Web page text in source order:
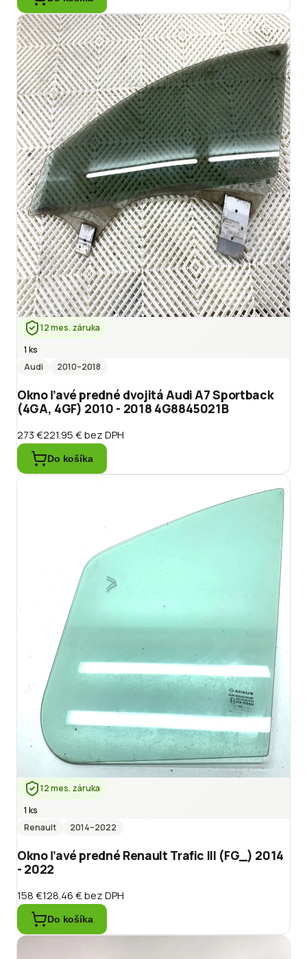
12 mes. záruka
1 ks
Audi
2010–2018
Okno ľavé predné dvojitá Audi A7 Sportback
(4GA, 4GF) 2010 - 2018 4G8845021B
273 €221.95 €bez DPH
Do košíka
12 mes. záruka
1 ks
Renault
2014–2022
Okno ľavé predné Renault Trafic III (FG_) 2014
- 2022
158 €128.46 €bez DPH
Do košíka